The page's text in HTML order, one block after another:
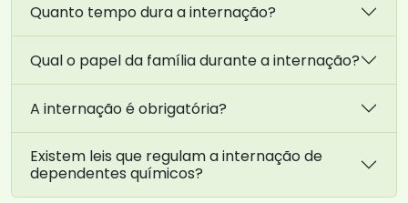
Quanto tempo dura a internação?
Qual o papel da família durante a internação?
A internação é obrigatória?
Existem leis que regulam a internação de
dependentes químicos?